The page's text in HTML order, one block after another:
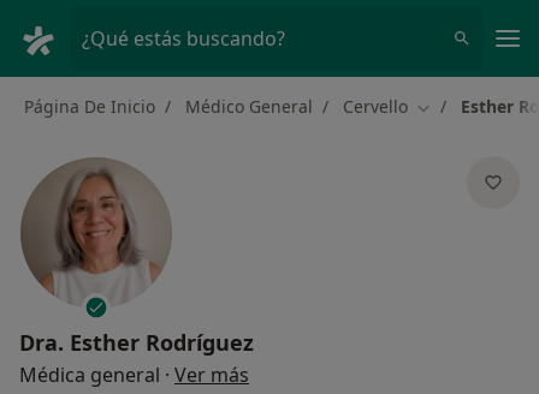
¿Qué estás buscando?
Página De Inicio Médico General Cervello Cambiar de
Esther
Dra. Esther Rodríguez
Médica general · Ver más